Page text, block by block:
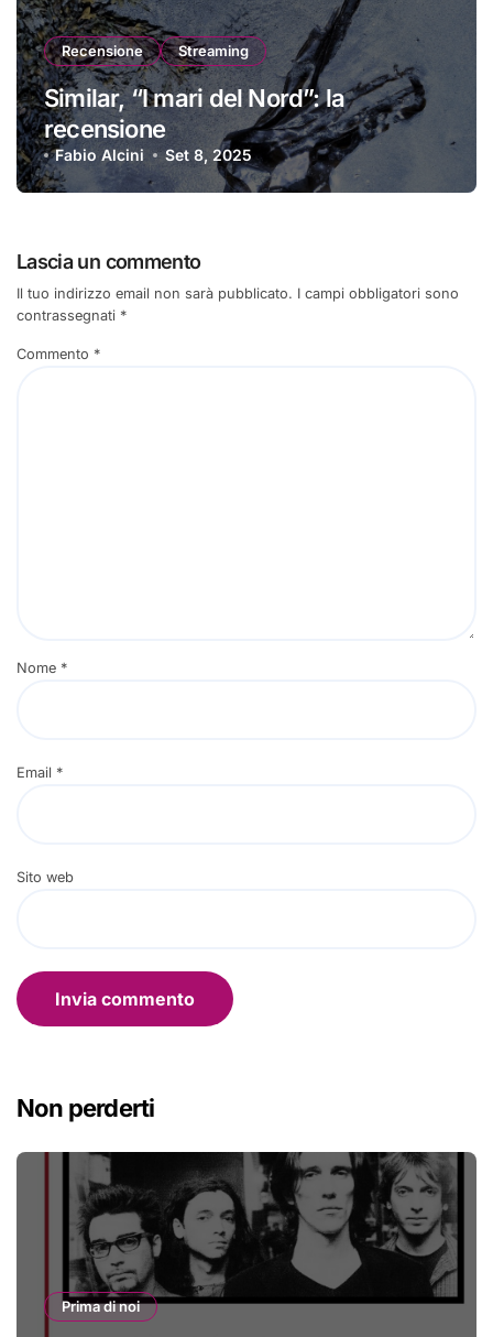
Recensione Streaming
Similar, “I mari del Nord”: la
recensione
Fabio Alcini Set 8, 2025
Lascia un commento
Il tuo indirizzo email non sarà pubblicato. I campi obbligatori sono
contrassegnati *
Commento *
Nome *
Email *
Sito web
Non perderti
Prima di noi